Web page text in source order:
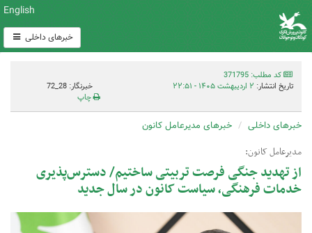
English
خبرهای داخلی
کد مطلب: 371795
تاریخ انتشار: ۲ اردیبهشت ۱۴۰۵ - ۲۲:۵۱
خبرنگار: 28_72
چاپ
خبرهای داخلی خبرهای مدیرعامل کانون
مدیرعامل کانون:
از تهدید جنگی فرصت تربیتی ساختیم/ دسترس‌پذیری
خدمات فرهنگی، سیاست‌ کانون در سال جدید